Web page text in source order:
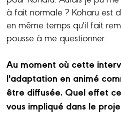
à fait normale ? Koharu est
en même temps qu'il fait
pousse à me questionner.
Au moment où cette
l'adaptation en animé
être diffusée. Quel effet
vous impliqué dans le